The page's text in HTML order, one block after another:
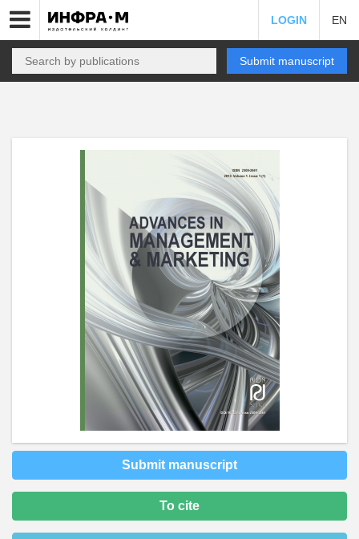
LOGIN EN
Submit manuscript
Submit manuscript
To cite